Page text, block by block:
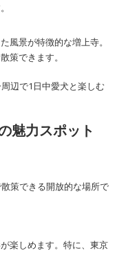
風景が特徴的な増上寺。
策できます。
辺で1日中愛犬と楽しむ
魅力スポット
策できる開放的な場所で
楽しめます。特に、東京